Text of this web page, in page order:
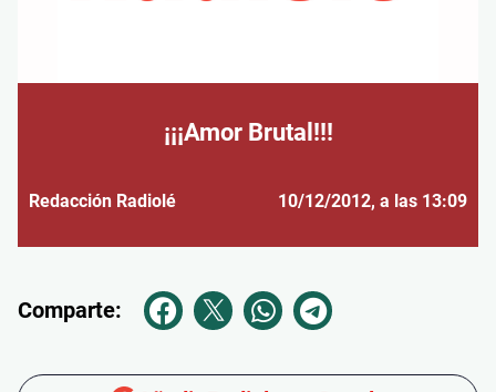
¡¡¡Amor Brutal!!!
Redacción Radiolé 10/12/2012, a las 13:09
Comparte: